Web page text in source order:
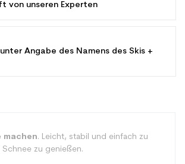
von unseren Experten
unter Angabe des Namens des Skis +
. Leicht, stabil und einfach zu
zu genießen.